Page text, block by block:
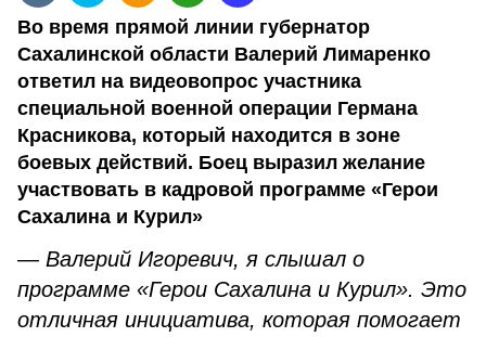
Во время прямой линии губернатор
Сахалинской области Валерий Лимаренко
ответил на видеовопрос участника
специальной военной операции Германа
Красникова, который находится в зоне
боевых действий. Боец выразил желание
участвовать в кадровой программе «Герои
Сахалина и Курил»
— Валерий Игоревич, я слышал о
программе «Герои Сахалина и Курил». Это
отличная инициатива, которая помогает